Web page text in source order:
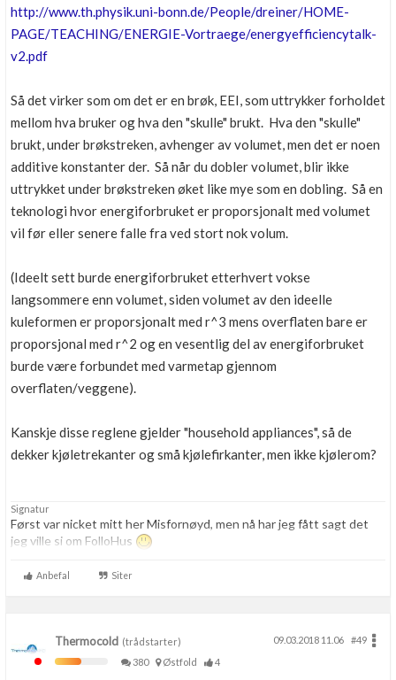
http://www.th.physik.uni-bonn.de/People/dreiner/HOME-
PAGE/TEACHING/ENERGIE-Vortraege/energyefficiencytalk-
v2.pdf
Så det virker som om det er en brøk, EEI, som uttrykker forholdet
mellom hva bruker og hva den "skulle" brukt. Hva den "skulle"
brukt, under brøkstreken, avhenger av volumet, men det er noen
additive konstanter der. Så når du dobler volumet, blir ikke
uttrykket under brøkstreken øket like mye som en dobling. Så en
teknologi hvor energiforbruket er proporsjonalt med volumet
vil før eller senere falle fra ved stort nok volum.
(Ideelt sett burde energiforbruket etterhvert vokse
langsommere enn volumet, siden volumet av den ideelle
kuleformen er proporsjonalt med r^3 mens overflaten bare er
proporsjonal med r^2 og en vesentlig del av energiforbruket
burde være forbundet med varmetap gjennom
overflaten/veggene).
Kanskje disse reglene gjelder "household appliances", så de
dekker kjøletrekanter og små kjølefirkanter, men ikke kjølerom?
Signatur
Først var nicket mitt her Misfornøyd, men nå har jeg fått sagt det
jeg ville si om FolloHus
Anbefal Siter
Thermocold (trådstarter) 09.03.2018 11.06
#49
380
Østfold 4